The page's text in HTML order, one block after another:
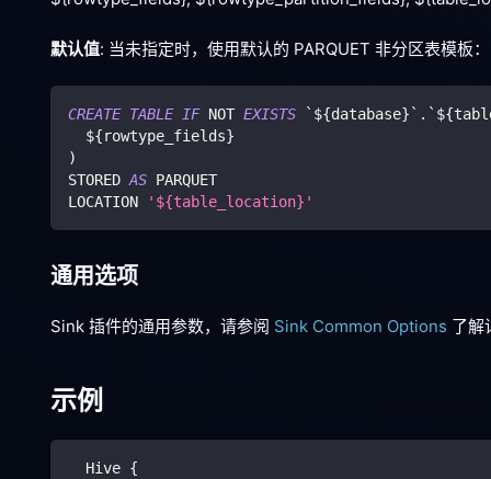
默认值: 当未指定时，使用默认的 PARQUET 非分区表模板：
CREATE TABLE IF NOT EXISTS ` ${database} ` . `
  ${rowtype_fields}
)
STORED AS PARQUET
LOCATION
'${table_location}'
通用选项
Sink 插件的通用参数，请参阅 Sink Common Options 了解
示例
  Hive
{